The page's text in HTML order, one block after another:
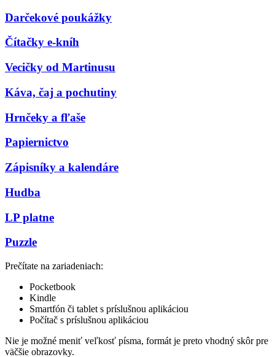
Darčekové poukážky
Čítačky e-kníh
Vecičky od Martinusu
Káva, čaj a pochutiny
Hrnčeky a fľaše
Papiernictvo
Zápisníky a kalendáre
Hudba
LP platne
Puzzle
Prečítate na zariadeniach:
Pocketbook
Kindle
Smartfón či tablet s príslušnou aplikáciou
Počítač s príslušnou aplikáciou
Nie je možné meniť veľkosť písma, formát je preto vhodný skôr pre
väčšie obrazovky.